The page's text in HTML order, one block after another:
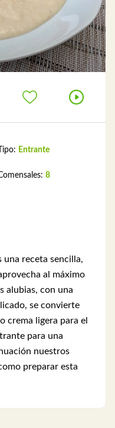
Tipo: Entrante
8
una receta sencilla,
al máximo
alubias, con una
se convierte
crema ligera para el
para una
nuestros
preparar esta